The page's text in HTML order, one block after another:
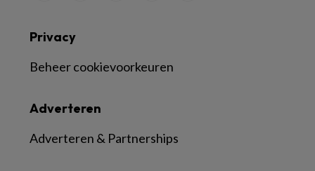
Adverteren
Adverteren & Partnerships
Privacy
Beheer cookievoorkeuren